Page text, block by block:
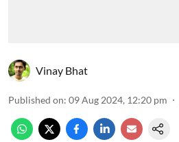
Vinay Bhat
Published on: 09 Aug 2024, 12:20 pm